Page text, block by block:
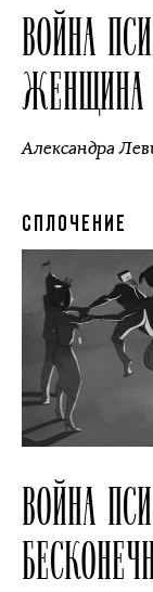
ВОЙНА
Александра
СПЛОЧЕНИЕ
ВОЙНА